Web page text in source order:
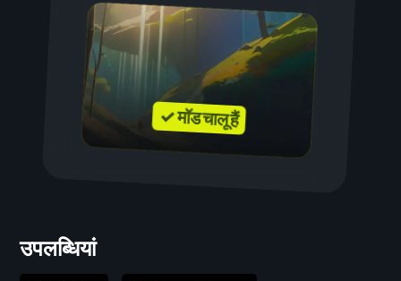
✓ मॉड चालू हैं
उपलब्धियां